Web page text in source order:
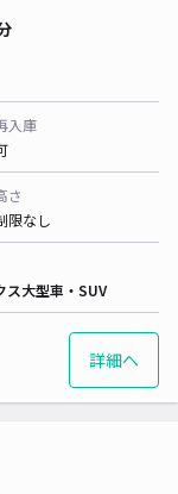
入庫
さ
限なし
ス大型車・SUV
詳細へ